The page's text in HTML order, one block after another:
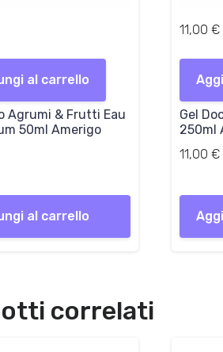
al carrello
Agrumi & Frutti Eau
50ml Amerigo
al carrello
11,00 €
Gel
250ml
11,00 €
correlati